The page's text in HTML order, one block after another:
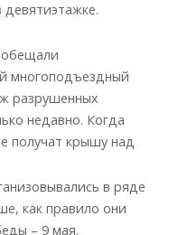
обещали
многоподъездный
разрушенных
недавно. Когда
получат крышу над
в ряде
как правило они
– 9 мая.